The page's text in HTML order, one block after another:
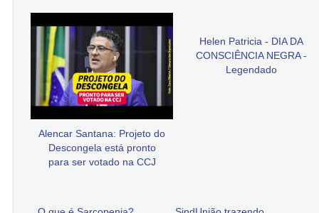
Alencar Santana: Projeto do
Descongela está pronto
para ser votado na CCJ
Helen Patricia - DIA DA
CONSCIÊNCIA NEGRA -
Legendado